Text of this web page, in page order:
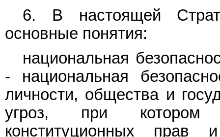
6. В настоящей
основные понятия:
национальная
- национальная
личности, общества и
угроз, при котором
конституционных прав